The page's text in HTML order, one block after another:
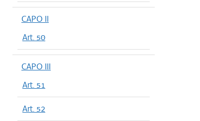
CAPO II
Art. 50
CAPO III
Art. 51
Art. 52